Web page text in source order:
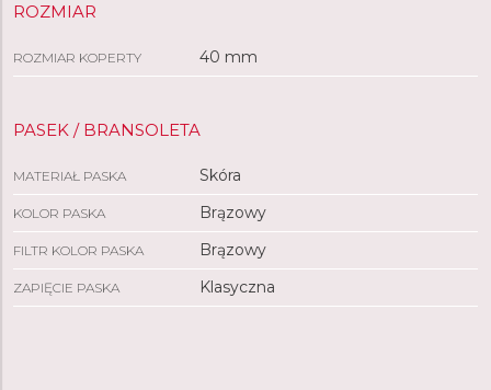
ROZMIAR
ROZMIAR KOPERTY 40 mm
PASEK / BRANSOLETA
MATERIAŁ PASKA Skóra
KOLOR PASKA Brązowy
FILTR KOLOR PASKA Brązowy
ZAPIĘCIE PASKA Klasyczna